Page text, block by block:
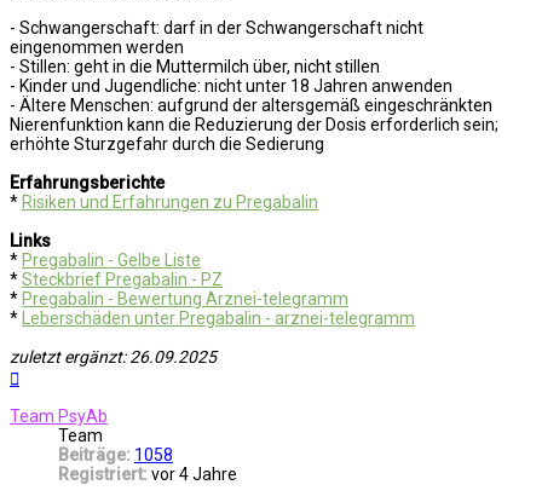
- Schwangerschaft: darf in der Schwangerschaft nicht
eingenommen werden
- Stillen: geht in die Muttermilch über, nicht stillen
- Kinder und Jugendliche: nicht unter 18 Jahren anwenden
- Ältere Menschen: aufgrund der altersgemäß eingeschränkten
Nierenfunktion kann die Reduzierung der Dosis erforderlich sein;
erhöhte Sturzgefahr durch die Sedierung
Erfahrungsberichte
* Risiken und Erfahrungen zu Pregabalin
Links
* Pregabalin - Gelbe Liste
*Steckbrief Pregabalin - PZ
* Pregabalin - Bewertung Arznei-telegramm
*
Leberschäden unter Pregabalin - arznei-telegramm
zuletzt ergänzt: 26.09.2025
Team PsyAb
Team
Beiträge: 1058
Registriert: vor 4 Jahre